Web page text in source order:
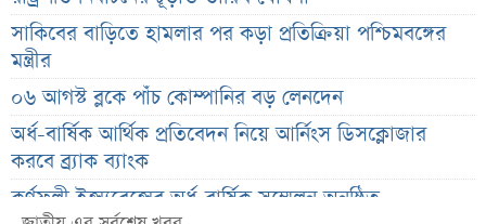
সাকিবের বাড়িতে হামলার পর কড়া প্রতিক্রিয়া পশ্চিমবঙ্গের
মন্ত্রীর
০৬ আগস্ট ব্লকে পাঁচ কোম্পানির বড় লেনদেন
অর্ধ-বার্ষিক আর্থিক প্রতিবেদন নিয়ে আর্নিংস ডিসক্লোজার
করবে ব্র্যাক ব্যাংক
কর্ণফুলী ইন্স্যুরেন্সের অর্ধ-বার্ষিক সম্মেলন অনুষ্ঠিত